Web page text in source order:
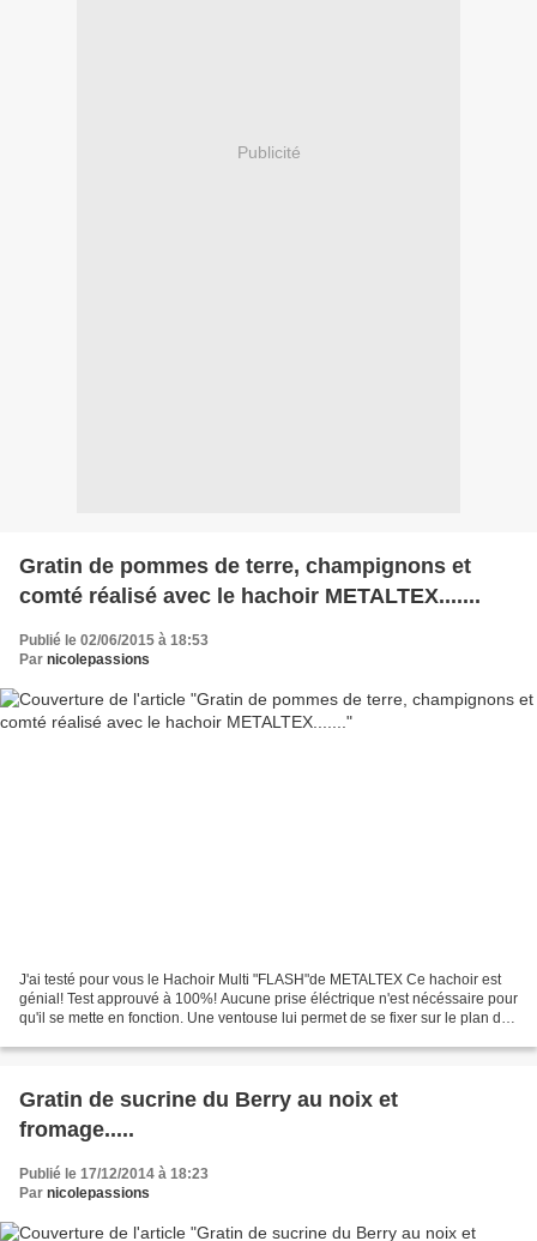
Publicité
Gratin de pommes de terre, champignons et
comté réalisé avec le hachoir METALTEX.......
Publié le 02/06/2015 à 18:53
Par nicolepassions
J'ai testé pour vous le Hachoir Multi "FLASH"de METALTEX Ce hachoir est
génial! Test approuvé à 100%! Aucune prise éléctrique n'est nécéssaire pour
qu'il se mette en fonction. Une ventouse lui permet de se fixer sur le plan de
Gratin de sucrine du Berry au noix et
fromage.....
Publié le 17/12/2014 à 18:23
Par nicolepassions